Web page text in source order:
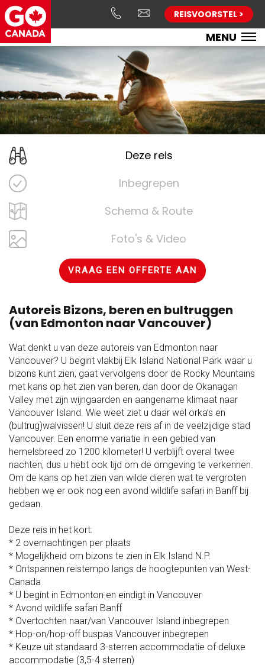
REISVOORSTEL >
MENU
Deze reis
Inbegrepen
Schema & Route
Foto's & Video
VRAAG EEN OFFERTE AAN
Autoreis Bizons, beren en bultruggen
(van Edmonton naar Vancouver)
Wat denkt u van deze autoreis van Edmonton naar
Vancouver? U begint vlakbij Elk Island National Park waar u
bizons kunt zien, gaat vervolgens door de Rocky Mountains
met kans op het zien van beren, dan door de Okanagan
Valley met zijn wijngaarden en aangename klimaat naar
Vancouver Island. Wie weet ziet u daar wel orka’s en
(bultrug)walvissen! U sluit deze reis af in de veelzijdige stad
Vancouver. Een enorme variatie in een gebied van
hemelsbreed zo 1200 kilometer! U verblijft overal twee
nachten, dus u hebt ook tijd om de omgeving te verkennen.
Om de kans op het zien van wilde dieren wat te vergroten
hebben we er ook nog een avond wildlife safari in Banff bij
gedaan.
Deze reis in het kort:
* 2 overnachtingen per plaats
* Mogelijkheid om bizons te zien in Elk Island N.P.
* Ontspannen reistempo langs de hoogtepunten van West-
Canada
* U begint in Edmonton en eindigt in Vancouver
* Avond wildlife safari Banff
* Overtochten naar/van Vancouver Island inbegrepen
* Hop-on/hop-off buspas Vancouver inbegrepen
* Keuze uit standaard 3-sterren accommodatie of deluxe
accommodatie (3,5-4 sterren)